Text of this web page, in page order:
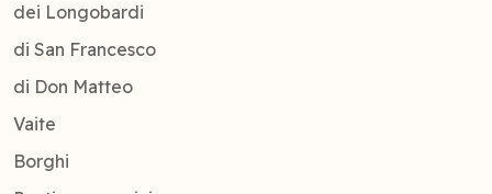
dei Longobardi
di San Francesco
di Don Matteo
Vaite
Borghi